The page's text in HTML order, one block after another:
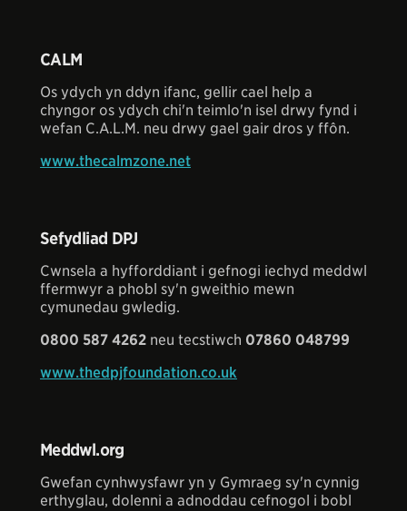
CALM
Os ydych yn ddyn ifanc, gellir cael help a
chyngor os ydych chi'n teimlo'n isel drwy fynd i
wefan C.A.L.M. neu drwy gael gair dros y ffôn.
www.thecalmzone.net
Sefydliad DPJ
Cwnsela a hyfforddiant i gefnogi iechyd meddwl
ffermwyr a phobl sy'n gweithio mewn
cymunedau gwledig.
0800 587 4262 neu tecstiwch 07860 048799
www.thedpjfoundation.co.uk
Meddwl.org
Gwefan cynhwysfawr yn y Gymraeg sy'n cynnig
erthyglau, dolenni a adnoddau cefnogol i bobl